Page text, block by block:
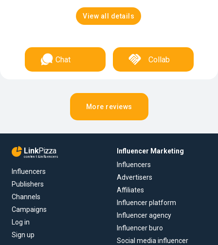
View all details
Chat Collab
More reviews
LinkPizza
content & influencers
Influencers
Publishers
Channels
Campaigns
Log in
Sign up
Influencer Marketing
Influencers
Advertisers
Affiliates
Influencer platform
Influencer agency
Influencer buro
Social media influencer